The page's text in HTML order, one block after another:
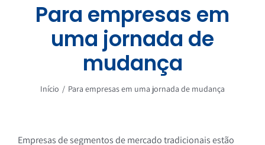
Para empresas em
uma jornada de
mudança
Início / Para empresas em uma jornada de mudança
Empresas de segmentos de mercado tradicionais estão